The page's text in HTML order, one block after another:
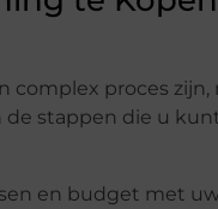
complex proces
stappen die u
en budget met